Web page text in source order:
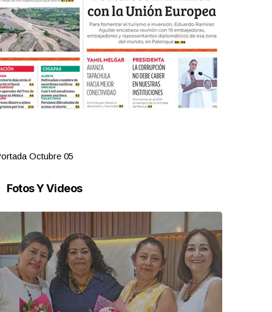
Octubre 05
Fotos Y Videos